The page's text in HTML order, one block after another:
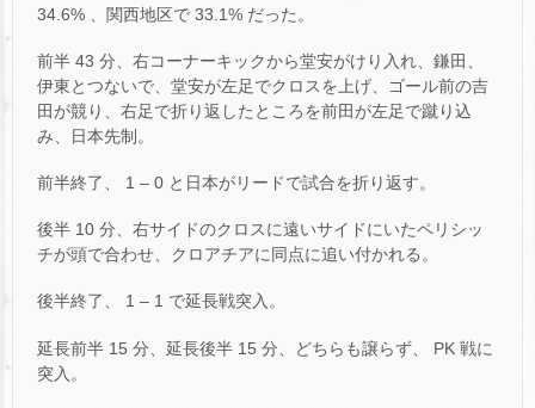
34.6% 、関西地区で 33.1% だった。
前半 43 分、右コーナーキックから堂安がけり入れ、鎌田、
伊東とつないで、堂安が左足でクロスを上げ、ゴール前の吉
田が競り、右足で折り返したところを前田が左足で蹴り込
み、日本先制。
前半終了、 1 – 0 と日本がリードで試合を折り返す。
後半 10 分、右サイドのクロスに遠いサイドにいたペリシッ
チが頭で合わせ、クロアチアに同点に追い付かれる。
後半終了、 1 – 1 で延長戦突入。
延長前半 15 分、延長後半 15 分、どちらも譲らず、 PK 戦に
突入。